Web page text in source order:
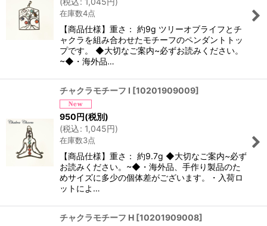
在庫数4点
【商品仕様】重さ： 約9g ツリーオブライフとチ
ャクラを組み合わせたモチーフのペンダントトッ
プです。 ◆大切なご案内~必ずお読みください。
~◆・海外品…
チャクラモチーフ I [10201909009]
950円(税別)
(税込: 1,045円)
在庫数3点
【商品仕様】重さ： 約9.7g ◆大切なご案内~必ず
お読みください。~◆・海外品、手作り製品のた
めサイズに多少の個体差がございます。・入荷ロ
ットによ…
チャクラモチーフ H [10201909008]